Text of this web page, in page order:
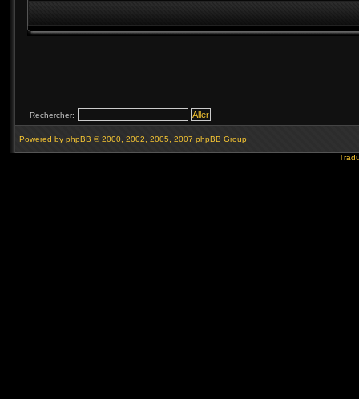
Rechercher:
Powered by phpBB © 2000, 2002, 2005, 2007 phpBB Group